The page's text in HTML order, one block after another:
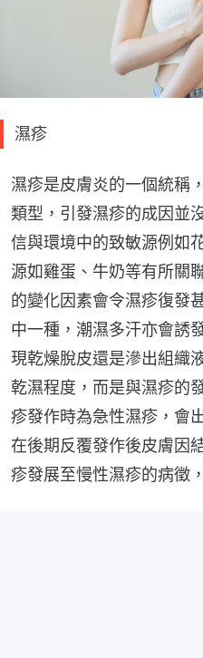
濕疹
濕疹是皮膚炎的一個統稱
類型，引發濕疹的成因並
信與環境中的致敏源例如
源如雞蛋、牛奶等有所關
的變化因素會令濕疹復發
中一種，潮濕多汗亦會誘
現乾燥脫皮還是滲出組織
乾濕程度，而是與濕疹的
疹發作時為急性濕疹，會
在後期反覆發作後皮膚因
疹發展至慢性濕疹的病徵